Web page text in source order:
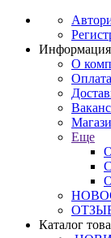
Информация
О
Оплата
Еще
Каталог